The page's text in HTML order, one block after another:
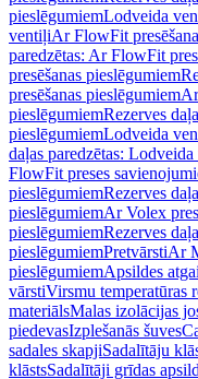
pieslēgumiemLodveida
ventiļiAr FlowFit
paredzētas: Ar FlowFit
presēšanas pieslēgumiem
presēšanas pieslēgumiem
pieslēgumiemRezerves
pieslēgumiemLodveida
daļas paredzētas:
FlowFit preses
pieslēgumiemRezerves
pieslēgumiemAr Volex
pieslēgumiemRezerves
pieslēgumiemPretvārstiAr
pieslēgumiemApsildes
vārstiVirsmu temperatūras
materiālsMalas izolācijas
piedevasIzplešanās šuves
sadales skapjiSadalītāju
klāstsSadalītāji grīdas